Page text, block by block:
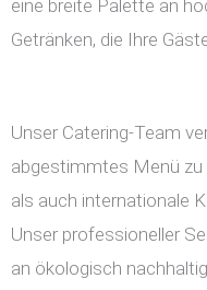
eine breite Palette an
Getränken, die Ihre
Unser Catering-Team
abgestimmtes Menü zu
als auch internationale
Unser professioneller
an ökologisch